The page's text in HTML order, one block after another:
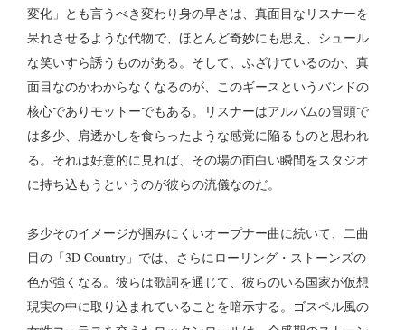
変化」とも言うべき変わり身の早さは、真面目なリスナーを
呆れさせるような代物で、ほとんど奇妙にも思え、シュール
な笑いすら誘うものがある。そして、ふざけているのか、真
面目なのかわからなくなるのが、このギースというバンドの
核心でありモットーでもある。リスナーはアルバムの冒頭で
は多少、肩透かしを食らったような感覚に陥るものと思われ
る。それは好意的に見れば、その場の面白い瞬間をスタジオ
に持ち込もうというのが彼らの流儀なのだ。
多少そのイメージが掴みにくいオープナー曲に続いて、二曲
目の「3D Country」では、さらにローリング・ストーンズの
色が強くなる。彼らは歌詞を通じて、彼らのいる国家が仮想
現実の中に取り込まれていることを暗示する。ゴスペル風の